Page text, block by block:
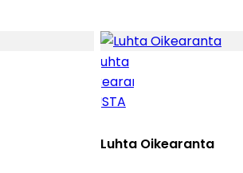
Luhta Oikearanta